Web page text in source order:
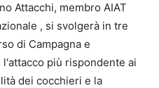
Attacchi, membro AIAT
, si svolgerà in tre
di Campagna e
più rispondente ai
dei cocchieri e la